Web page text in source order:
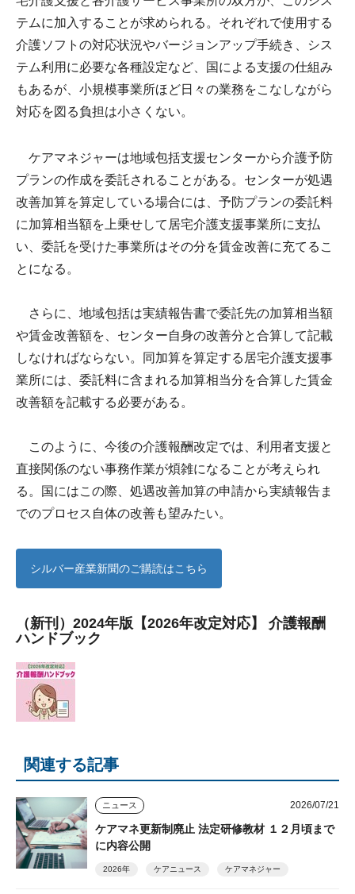
テムに加入することが求められる。それぞれで使用する
介護ソフトの対応状況やバージョンアップ手続き、シス
テム利用に必要な各種設定など、国による支援の仕組み
もあるが、小規模事業所ほど日々の業務をこなしながら
対応を図る負担は小さくない。
ケアマネジャーは地域包括支援センターから介護予防
プランの作成を委託されることがある。センターが処遇
改善加算を算定している場合には、予防プランの委託料
に加算相当額を上乗せして居宅介護支援事業所に支払
い、委託を受けた事業所はその分を賃金改善に充てるこ
とになる。
さらに、地域包括は実績報告書で委託先の加算相当額
や賃金改善額を、センター自身の改善分と合算して記載
しなければならない。同加算を算定する居宅介護支援事
業所には、委託料に含まれる加算相当分を合算した賃金
改善額を記載する必要がある。
このように、今後の介護報酬改定では、利用者支援と
直接関係のない事務作業が煩雑になることが考えられ
る。国にはこの際、処遇改善加算の申請から実績報告ま
でのプロセス自体の改善も望みたい。
シルバー産業新聞のご購読はこちら
（新刊）2024年版【2026年改定対応】 介護報酬
ハンドブック
関連する記事
ニュース 2026/07/21
ケアマネ更新制廃止 法定研修教材 １２月頃まで
に内容公開
2026年 ケアニュース ケアマネジャー